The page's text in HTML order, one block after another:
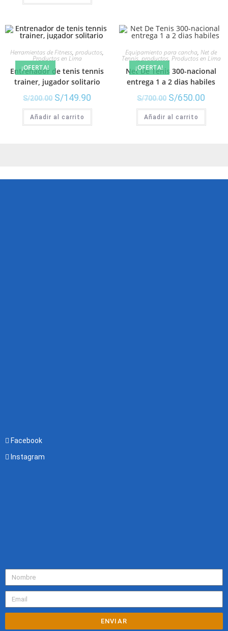
¡OFERTA!
Herramientas de Fitness, productos,
Productos en Lima
Entrenador de tenis tennis
trainer, jugador solitario
S/200.00 S/149.90
Añadir al carrito
¡OFERTA!
Equipamiento para cancha, Net de
Tennis, productos, Productos en Lima
Net De Tenis 300-nacional
entrega 1 a 2 dias habiles
S/700.00 S/650.00
Añadir al carrito
Facebook
Instagram
ENVIAR